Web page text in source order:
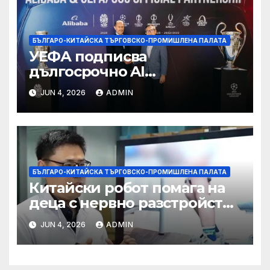
БЪЛГАРО-КИТАЙСКА ТЪРГОВСКО-ПРОМИШЛЕНА ПАЛАТА
УЕФА подписва
дългосрочно AI
партньорство с Alibaba
JUN 4, 2026 ADMIN
БЪЛГАРО-КИТАЙСКА ТЪРГОВСКО-ПРОМИШЛЕНА ПАЛАТА
Китайски робот помага на
деца с нервно разстройство
да се изправят за първи път
JUN 4, 2026 ADMIN